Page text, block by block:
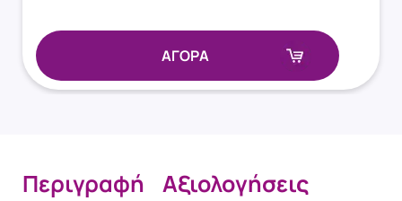
ΑΓΟΡΑ
Περιγραφή Αξιολογήσεις